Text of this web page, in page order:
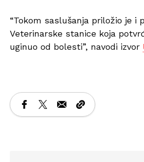
“Tokom saslušanja priložio je i
Veterinarske stanice koja
uginuo od bolesti”, navodi izvor